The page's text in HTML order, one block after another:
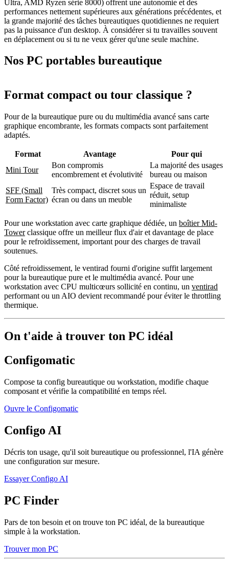
Ultra, AMD Ryzen série 8000) offrent une autonomie et des
performances nettement supérieures aux générations précédentes, et
la grande majorité des tâches bureautiques quotidiennes ne requiert
pas la puissance d'un desktop. À considérer si tu travailles souvent
en déplacement ou si tu ne veux gérer qu'une seule machine.
Nos PC portables bureautique
Format compact ou tour classique ?
Pour de la bureautique pure ou du multimédia avancé sans carte
graphique encombrante, les formats compacts sont parfaitement
adaptés.
Format Avantage
Pour qui
Mini Tour
Bon compromis
encombrement et évolutivité
La majorité des usages
bureau ou maison
SFF (Small
Form Factor)
Très compact, discret sous un
écran ou dans un meuble
Espace de travail
réduit, setup
minimaliste
Pour une workstation avec carte graphique dédiée, un boîtier Mid-
Towerclassique offre un meilleur flux d'air et davantage de place
pour le refroidissement, important pour des charges de travail
soutenues.
Côté refroidissement, le ventirad fourni d'origine suffit largement
pour la bureautique pure et le multimédia avancé. Pour une
workstation avec CPU multicœurs sollicité en continu, un ventirad
performant ou un AIO devient recommandé pour éviter le throttling
thermique.
On t'aide à trouver ton PC idéal
Configomatic
Compose ta config bureautique ou workstation, modifie chaque
composant et vérifie la compatibilité en temps réel.
Ouvre le Configomatic
Configo AI
Décris ton usage, qu'il soit bureautique ou professionnel, l'IA génère
une configuration sur mesure.
Essayer Configo AI
PC Finder
Pars de ton besoin et on trouve ton PC idéal, de la bureautique
simple à la workstation.
Trouver mon PC